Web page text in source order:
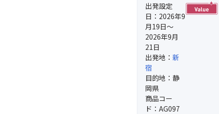
出発設定
日：2026年9
月19日～
2026年9月
21日
出発地： 新
宿
目的地：静
岡県
商品コー
ド：AG097